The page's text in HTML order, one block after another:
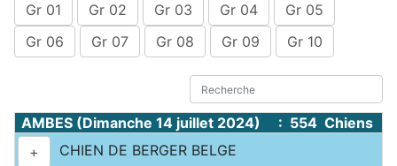
Gr 01 Gr 02 Gr 03 Gr 04
Gr 05
Gr 06
Gr 07 Gr 08 Gr 09 Gr 10
AMBES (Dimanche 14 juillet 2024) : 554 Chiens
+
CHIEN DE BERGER BELGE